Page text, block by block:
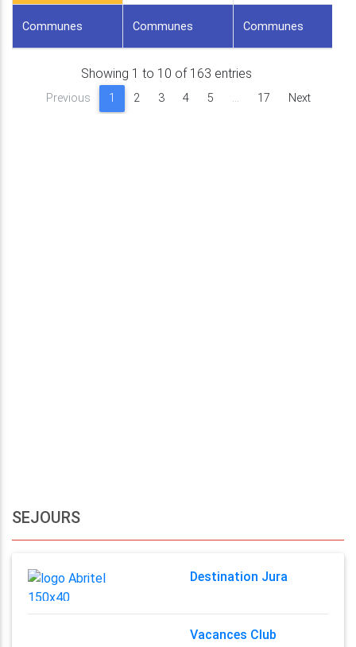
Communes Communes Communes
Showing 1 to 10 of 163 entries
Previous 1 2 3 4 5 … 17 Next
SEJOURS
Destination Jura
Vacances Club